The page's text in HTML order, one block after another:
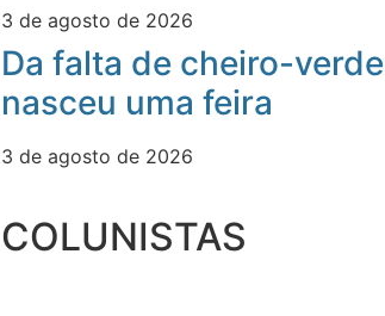
3 de agosto de 2026
Da falta de cheiro-verde
nasceu uma feira
3 de agosto de 2026
COLUNISTAS